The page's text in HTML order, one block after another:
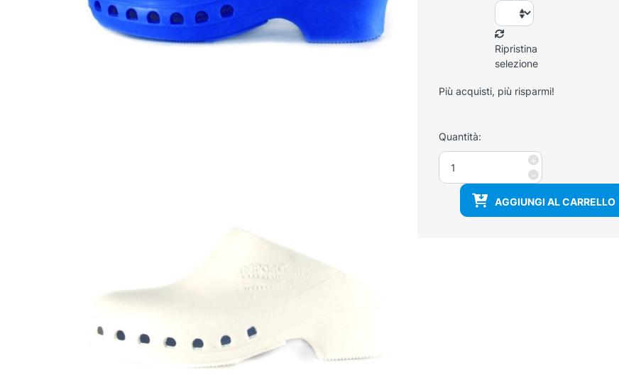
Ripristina
selezione
Più acquisti, più risparmi!
Quantità:
-
Zoccoli
sanitari
professionali
+
AGGIUNGI AL CARRELLO